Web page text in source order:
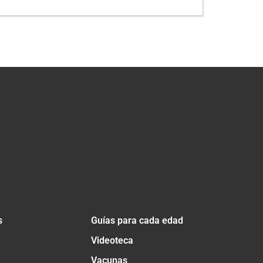
Guías para cada edad
Videoteca
Vacunas